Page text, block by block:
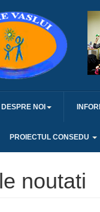
DESPRE NOI
PROIECTUL CONSEDU
noutati